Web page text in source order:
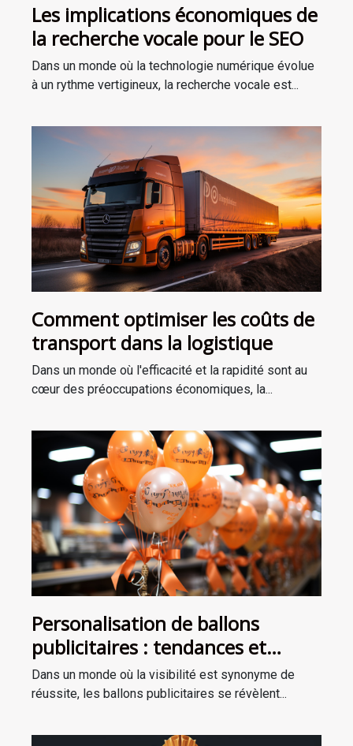
Les implications économiques de
la recherche vocale pour le SEO
Dans un monde où la technologie numérique évolue
à un rythme vertigineux, la recherche vocale est...
Comment optimiser les coûts de
transport dans la logistique
Dans un monde où l'efficacité et la rapidité sont au
cœur des préoccupations économiques, la...
Personalisation de ballons
publicitaires : tendances et
techniques
Dans un monde où la visibilité est synonyme de
réussite, les ballons publicitaires se révèlent...